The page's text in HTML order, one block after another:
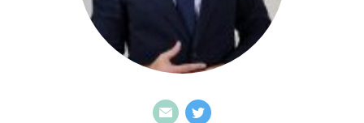
GRUPOS
INICIATIVAS